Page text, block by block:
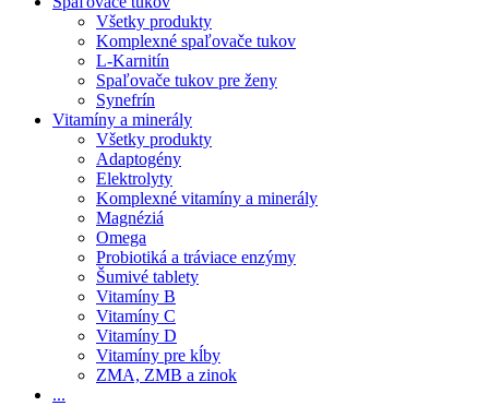
Všetky produkty
Komplexné spaľovače tukov
L-Karnitín
Spaľovače tukov pre ženy
Synefrín
Vitamíny a minerály
Všetky produkty
Adaptogény
Elektrolyty
Komplexné vitamíny a minerály
Magnéziá
Omega
Probiotiká a tráviace enzýmy
Šumivé tablety
Vitamíny B
Vitamíny C
Vitamíny D
Vitamíny pre kĺby
ZMA, ZMB a zinok
...